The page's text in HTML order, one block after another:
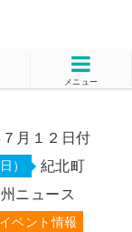
メニュー
月１２日付
） 紀北町
ニュース
イベント情報